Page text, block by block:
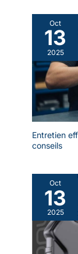
Oct
13
2025
Entretien
conseils
Oct
13
2025